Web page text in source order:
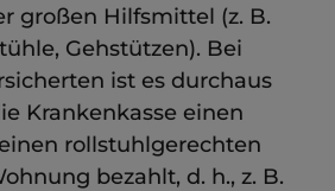
großen Hilfsmittel (z. B.
Gehstützen). Bei
ist es durchaus
Krankenkasse einen
rollstuhlgerechten
bezahlt, d. h., z. B.